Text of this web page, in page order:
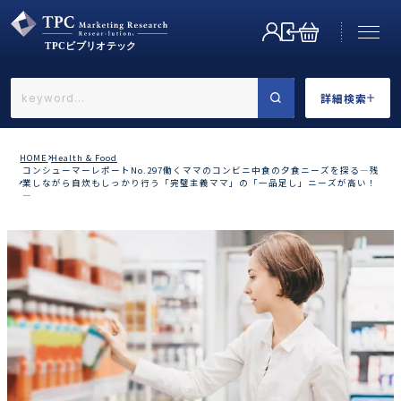
詳細検索
←戻る
業界で選ぶ
カテゴリで選ぶ
HOME Health & Food
コンシューマーレポートNo.297働くママのコンビニ中食の夕食ニーズを探る―残
業しながら自炊もしっかり行う「完璧主義ママ」の「一品足し」ニーズが高い！
―